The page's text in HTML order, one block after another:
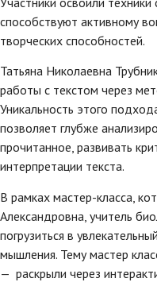
способствуют активному
творческих способностей.
Татьяна Николаевна
работы с текстом через
Уникальность этого
позволяет глубже
прочитанное, развивать
интерпретации текста.
В рамках мастер-класса,
Александровна, учитель
погрузиться в
мышления. Тему мастер
— раскрыли через